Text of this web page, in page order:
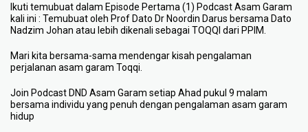
Ikuti temubuat dalam Episode Pertama (1) Podcast Asam Garam
kali ini : Temubuat oleh Prof Dato Dr Noordin Darus bersama Dato
Nadzim Johan atau lebih dikenali sebagai TOQQI dari PPIM.
Mari kita bersama-sama mendengar kisah pengalaman
perjalanan asam garam Toqqi.
Join Podcast DND Asam Garam setiap Ahad pukul 9 malam
bersama individu yang penuh dengan pengalaman asam garam
hidup